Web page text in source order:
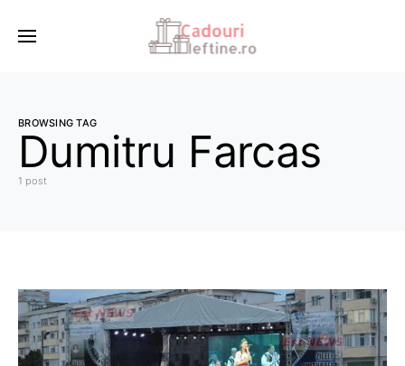
BROWSING TAG
Dumitru Farcas
1 post